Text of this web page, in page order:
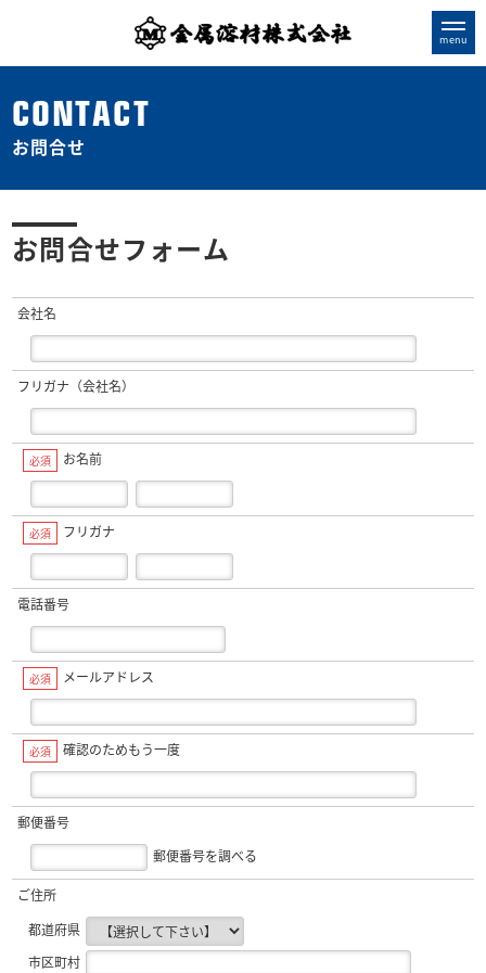
CONTACT
お問合せ
お問合せフォーム
会社名
フリガナ（会社名）
必須 お名前
必須 フリガナ
電話番号
必須 メールアドレス
必須 確認のためもう一度
郵便番号
郵便番号を調べる
ご住所
都道府県
市区町村